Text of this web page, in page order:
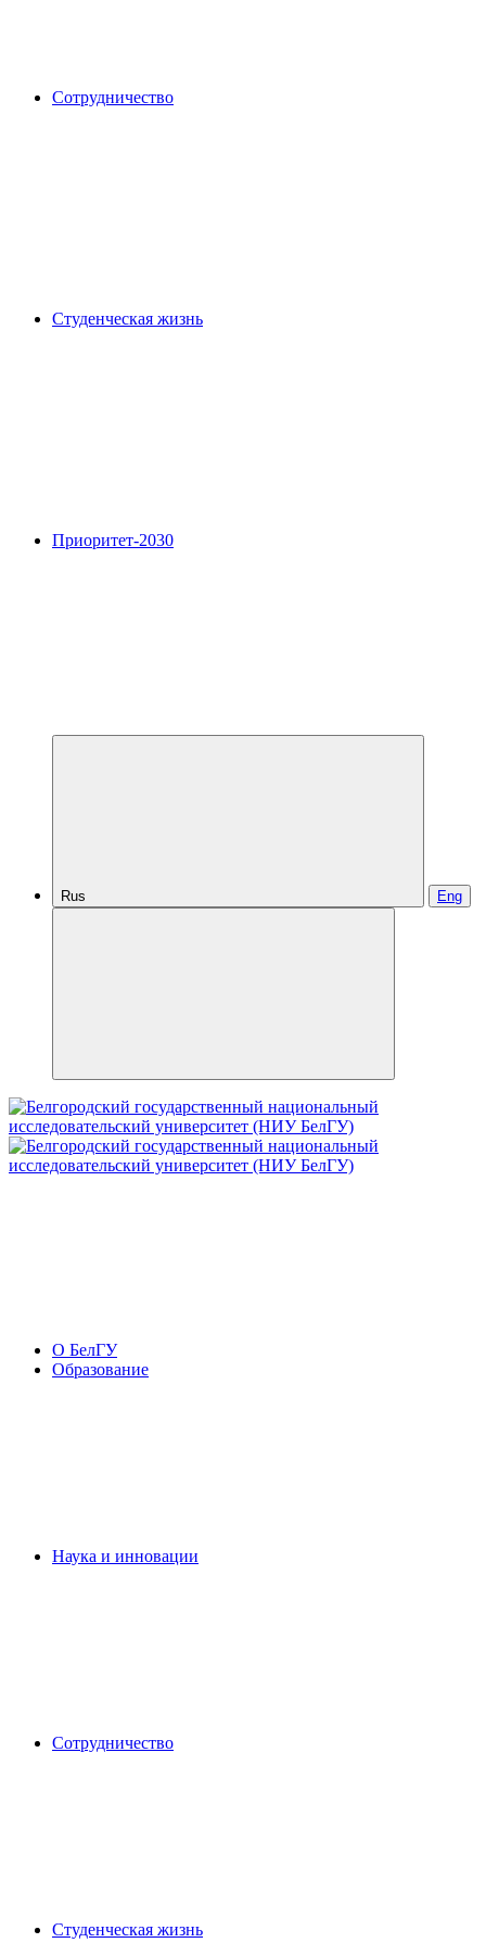
Сотрудничество
Студенческая жизнь
Приоритет-2030
Rus Eng
О БелГУ
Образование
Наука и инновации
Сотрудничество
Студенческая жизнь